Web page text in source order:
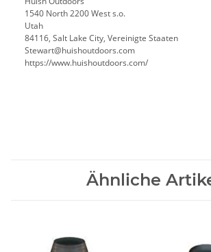
1540 North 2200 West s.o.
Utah
84116, Salt Lake City, Vereinigte Staaten
Stewart@huishoutdoors.com
https://www.huishoutdoors.com/
Ähnliche